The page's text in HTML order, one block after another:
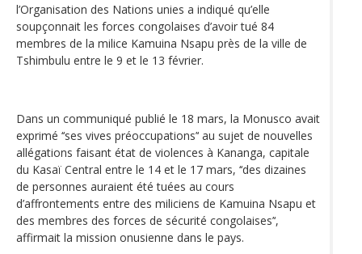
l’Organisation des Nations unies a indiqué qu’elle
soupçonnait les forces congolaises d’avoir tué 84
membres de la milice Kamuina Nsapu près de la ville de
Tshimbulu entre le 9 et le 13 février.
Dans un communiqué publié le 18 mars, la Monusco avait
exprimé ‘‘ses vives préoccupations’‘ au sujet de nouvelles
allégations faisant état de violences à Kananga, capitale
du Kasaï Central entre le 14 et le 17 mars, ‘‘des dizaines
de personnes auraient été tuées au cours
d’affrontements entre des miliciens de Kamuina Nsapu et
des membres des forces de sécurité congolaises’‘,
affirmait la mission onusienne dans le pays.